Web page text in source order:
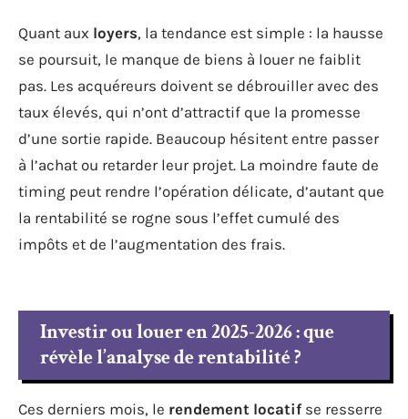
Quant aux loyers, la tendance est simple : la hausse
se poursuit, le manque de biens à louer ne faiblit
pas. Les acquéreurs doivent se débrouiller avec des
taux élevés, qui n’ont d’attractif que la promesse
d’une sortie rapide. Beaucoup hésitent entre passer
à l’achat ou retarder leur projet. La moindre faute de
timing peut rendre l’opération délicate, d’autant que
la rentabilité se rogne sous l’effet cumulé des
impôts et de l’augmentation des frais.
Investir ou louer en 2025-2026 : que
révèle l’analyse de rentabilité ?
Ces derniers mois, le rendement locatifse resserre